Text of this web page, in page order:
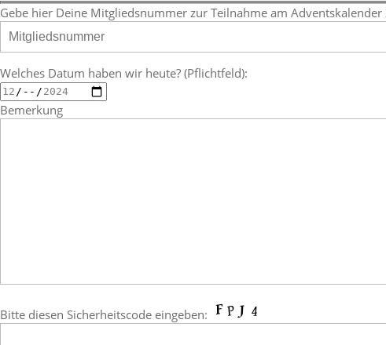
Gebe hier Deine Mitgliedsnummer zur Teilnahme am
Welches Datum haben wir heute? (Pflichtfeld):
Bemerkung
Bitte diesen Sicherheitscode eingeben: